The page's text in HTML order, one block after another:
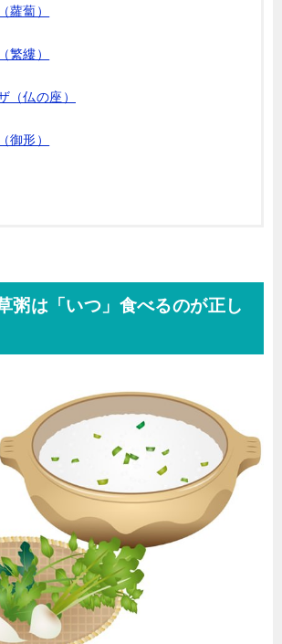
蘿蔔）
繁縷）
（仏の座）
御形）
粥は「いつ」食べるのが正し